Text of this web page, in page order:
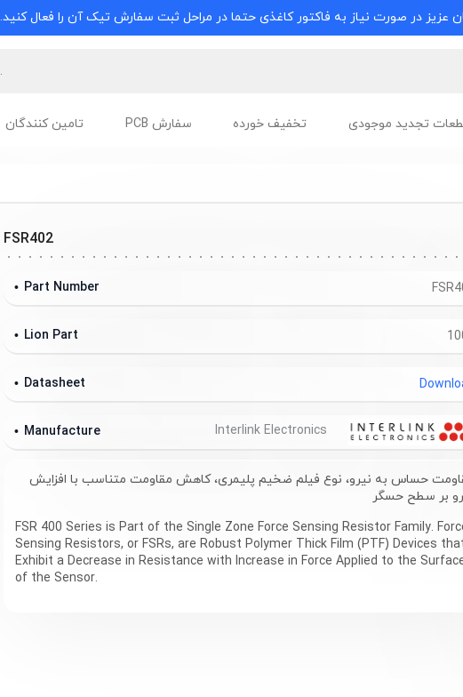
عزیز در صورت نیاز به فاکتور کاغذی حتما در مراحل ثبت سفارش تیک آن را فعال کنید.
تجدید موجودی تخفیف خورده سفارش PCB تامین کنندگان
FSR402
Part Number
Lion Part
Datasheet
Manufacture
حساس به نیرو، نوع فیلم ضخیم پلیمری، کاهش مقاومت متناسب با افزایش
بر سطح حسگر
FSR 400 Series is Part of the Single Zone Force Sensing Resistor Family.
Sensing Resistors, or FSRs, are Robust Polymer Thick Film (PTF) Devices
Exhibit a Decrease in Resistance with Increase in Force Applied to the
of the Sensor.